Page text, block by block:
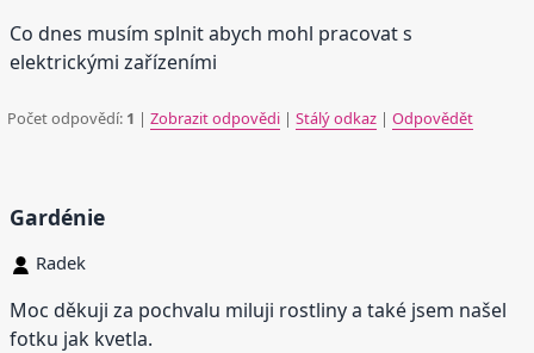
Co dnes musím splnit abych mohl pracovat s
elektrickými zařízeními
Počet odpovědí: 1 |Zobrazit odpovědi |Stálý odkaz |Odpovědět
Gardénie
Radek
Moc děkuji za pochvalu miluji rostliny a také jsem našel
fotku jak kvetla.